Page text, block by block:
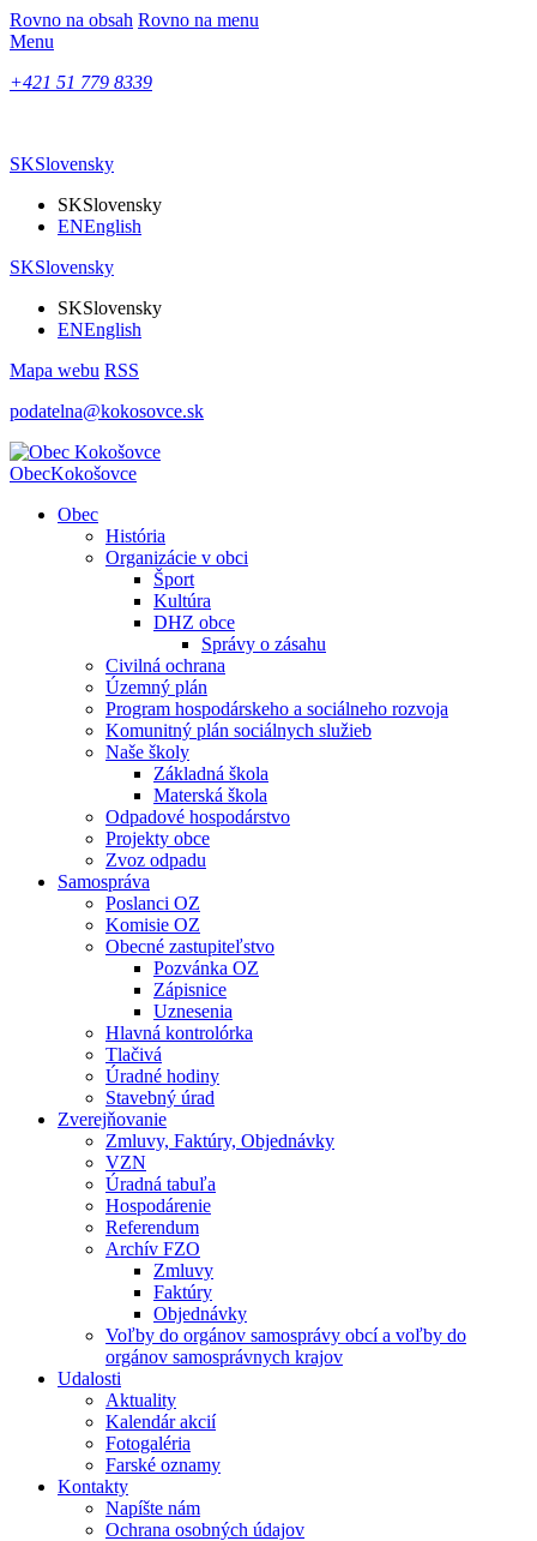
Rovno na obsah Rovno na menu
Menu
+421 51 779 8339
SKSlovensky
SKSlovensky
ENEnglish
SKSlovensky
SKSlovensky
ENEnglish
Mapa webu RSS
podatelna@kokosovce.sk
ObecKokošovce
Obec
História
Organizácie v obci
Šport
Kultúra
DHZ obce
Správy o zásahu
Civilná ochrana
Územný plán
Program hospodárskeho a sociálneho rozvoja
Komunitný plán sociálnych služieb
Naše školy
Základná škola
Materská škola
Odpadové hospodárstvo
Projekty obce
Zvoz odpadu
Samospráva
Poslanci OZ
Komisie OZ
Obecné zastupiteľstvo
Pozvánka OZ
Zápisnice
Uznesenia
Hlavná kontrolórka
Tlačivá
Úradné hodiny
Stavebný úrad
Zverejňovanie
Zmluvy, Faktúry, Objednávky
VZN
Úradná tabuľa
Hospodárenie
Referendum
Archív FZO
Zmluvy
Faktúry
Objednávky
Voľby do orgánov samosprávy obcí a voľby do
orgánov samosprávnych krajov
Udalosti
Aktuality
Kalendár akcií
Fotogaléria
Farské oznamy
Kontakty
Napíšte nám
Ochrana osobných údajov